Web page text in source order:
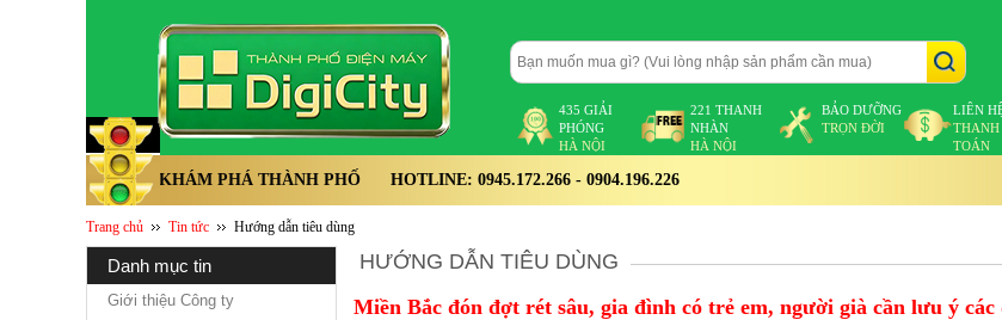
435 GIẢI
PHÓNG
HÀ NỘI
221 THANH
NHÀN
HÀ NỘI
BẢO DƯỠNG
TRỌN ĐỜI
LIÊN
THANH
TOÁN
KHÁM PHÁ THÀNH PHỐ HOTLINE: 0945.172.266 - 0904.196.226
Trang chủ Tin tức Hướng dẫn tiêu dùng
danh mục tin
Giới thiệu Công ty
HƯỚNG DẪN TIÊU DÙNG
Miền Bắc đón đợt rét sâu, gia đình có trẻ em, người già cần lưu ý các